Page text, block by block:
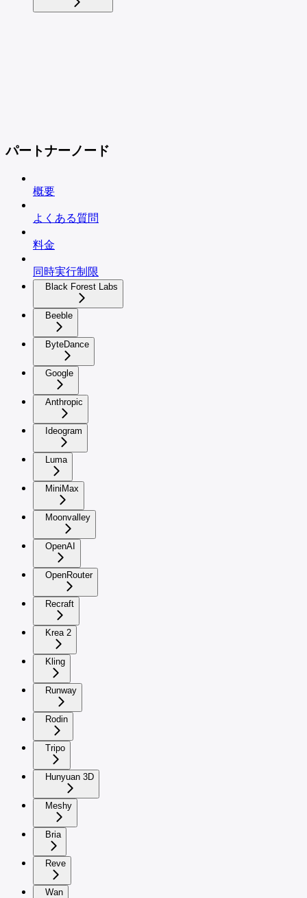
パートナーノード
概要
よくある質問
料金
同時実行制限
Black Forest Labs
Beeble
ByteDance
Google
Anthropic
Ideogram
Luma
MiniMax
Moonvalley
OpenAI
OpenRouter
Recraft
Krea 2
Kling
Runway
Rodin
Tripo
Hunyuan 3D
Meshy
Bria
Reve
Wan